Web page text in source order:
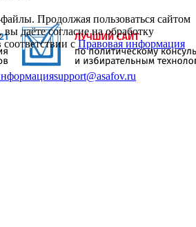
Продолжая пользоваться сайтом
даёте согласие на обработку
сПравовая информация
support@asafov.ru